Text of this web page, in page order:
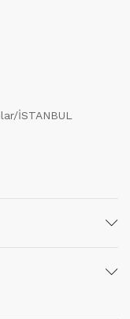
İSTANBUL